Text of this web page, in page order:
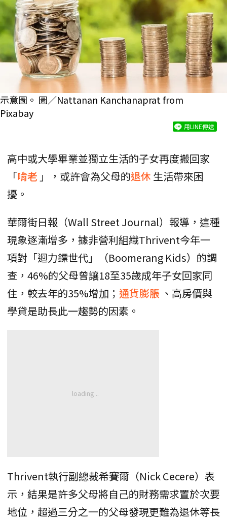
示意圖。 圖／Nattanan Kanchanaprat from
Pixabay
用LINE傳送
高中或大學畢業並獨立生活的子女再度搬回家
「啃老 」，或許會為父母的退休 生活帶來困
擾。
華爾街日報（Wall Street Journal）報導，這種
現象逐漸增多，據非營利組織Thrivent今年一
項對「迴力鏢世代」（Boomerang Kids）的調
查，46%的父母曾讓18至35歲成年子女回家同
住，較去年的35%增加； 通貨膨脹 、高房價與
學貸是助長此一趨勢的因素。
Thrivent執行副總裁希賽爾（Nick Cecere）表
示，結果是許多父母將自己的財務需求置於次要
地位，超過三分之一的父母發現更難為退休等長